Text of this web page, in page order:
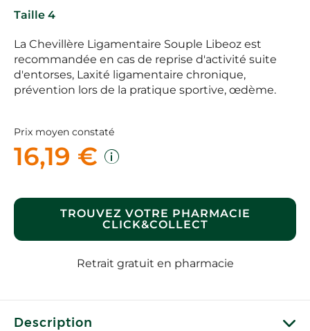
Taille 4
La Chevillère Ligamentaire Souple Libeoz est
recommandée en cas de reprise d'activité suite
d'entorses, Laxité ligamentaire chronique,
prévention lors de la pratique sportive, œdème.
Prix moyen constaté
16,19 €
TROUVEZ VOTRE PHARMACIE
CLICK&COLLECT
Retrait gratuit en pharmacie
Description